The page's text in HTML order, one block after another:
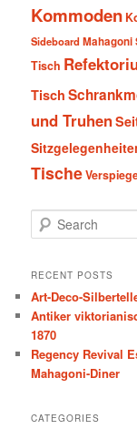
Kommoden
Sideboard
Tisch
Tisch
und Truhen
Tische
e
r
h
RECENT POSTS
Art-Deco-
Antiker
1870
Regency Revival
Mahagoni-Diner
CATEGORIES